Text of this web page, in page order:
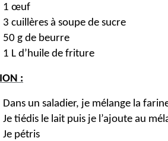
1 œuf
3 cuillères à soupe de sucre
50 g de beurre
1 L d’huile de friture
:
Dans un saladier, je mélange la
Je tiédis le lait puis je l’ajoute au
Je pétris